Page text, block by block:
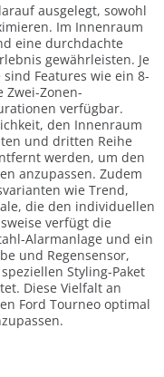
ausgelegt, sowohl
Im Innenraum
eine durchdachte
gewährleisten. Je
Features wie ein 8-
Zwei-Zonen-
verfügbar.
den Innenraum
und dritten Reihe
werden, um den
anzupassen. Zudem
wie Trend,
die den individuellen
verfügt die
Alarmanlage und ein
und Regensensor,
Styling-Paket
Diese Vielfalt an
Ford Tourneo optimal